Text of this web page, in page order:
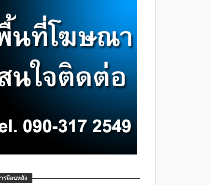
รย้อนหลัง